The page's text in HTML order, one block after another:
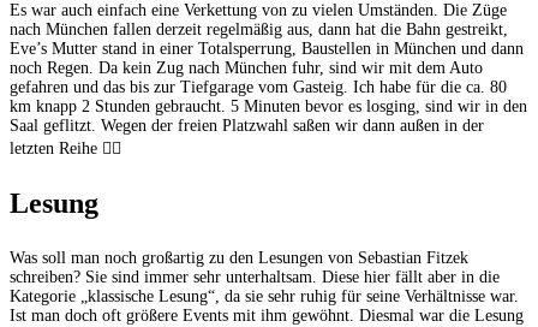
Es war auch einfach eine Verkettung von zu vielen Umständen. Die Züge
nach München fallen derzeit regelmäßig aus, dann hat die Bahn gestreikt,
Eve’s Mutter stand in einer Totalsperrung, Baustellen in München und dann
noch Regen. Da kein Zug nach München fuhr, sind wir mit dem Auto
gefahren und das bis zur Tiefgarage vom Gasteig. Ich habe für die ca. 80
km knapp 2 Stunden gebraucht. 5 Minuten bevor es losging, sind wir in den
Saal geflitzt. Wegen der freien Platzwahl saßen wir dann außen in der
letzten Reihe 🤷‍♀️
Lesung
Was soll man noch großartig zu den Lesungen von Sebastian Fitzek
schreiben? Sie sind immer sehr unterhaltsam. Diese hier fällt aber in die
Kategorie „klassische Lesung“, da sie sehr ruhig für seine Verhältnisse war.
Ist man doch oft größere Events mit ihm gewöhnt. Diesmal war die Lesung